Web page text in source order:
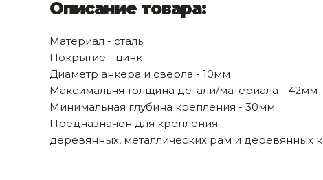
Крепеж и фурнитура
Строительные и отделочные материалы
Садовый инструмент, вазоны, горшки и кашпо, теплицы, парники
Описание товара:
Материал - сталь
Покрытие - цинк
Диаметр анкера и сверла - 10мм
Максимальня толщина детали/материала - 42мм
Минимальная глубина крепления - 30мм
Предназначен для крепления
деревянных, металлических рам и деревянных